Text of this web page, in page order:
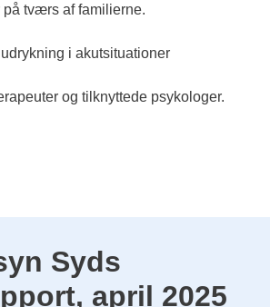
på tværs af familierne.
i akutsituationer
og tilknyttede psykologer.
Syds
april 2025